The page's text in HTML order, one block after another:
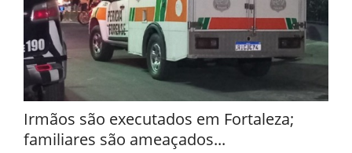
Irmãos são executados em Fortaleza;
familiares são ameaçados...